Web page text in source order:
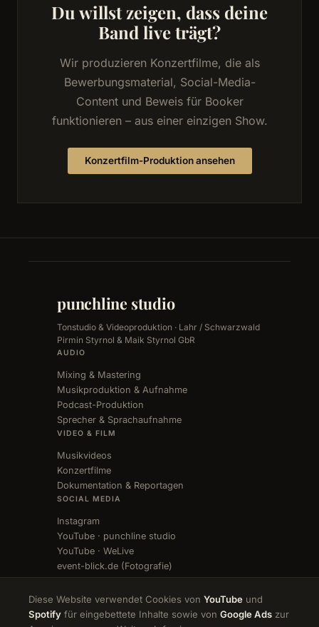
Du willst zeigen, dass deine
Band live trägt?
Wir produzieren Konzertfilme, die als
Bewerbungsmaterial, Social-Media-
Content und Beweis für Booker
funktionieren – aus einer einzigen Show.
Konzertfilm-Produktion ansehen
punchline studio
Tonstudio & Videoproduktion · Lahr / Schwarzwald
Pirmin Styrnol & Maik Styrnol GbR
AUDIO
Mixing & Mastering
Musikproduktion & Aufnahme
Podcast-Produktion
Sprecher & Sprachaufnahme
VIDEO & FILM
Musikvideos
Konzertfilme
Dokumentation & Reportagen
SOCIAL MEDIA
Instagram
YouTube · punchline studio
YouTube · WeLive
event-blick.de (Fotografie)
© 2026punchline studio · Pirmin Styrnol & Maik
Diese Website verwendet Cookies von YouTube und
Spotify für eingebettete Inhalte sowie von Google Ads zur